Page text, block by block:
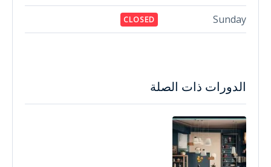
الدورات ذات الصلة
Sunday
CLOSED